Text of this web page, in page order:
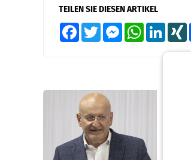
TEILEN SIE DIESEN ARTIKEL
FacebookTwitter MessengerWhatsAppLinkedIn